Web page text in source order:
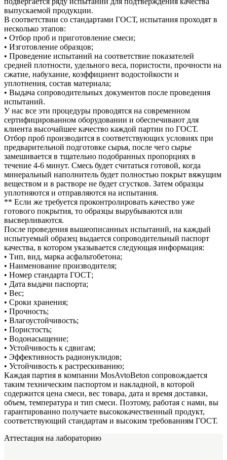
выпускаемой продукции.
В соответствии со стандартами ГОСТ, испытания проходят в
несколько этапов:
• Отбор проб и приготовление смеси;
• Изготовление образцов;
• Проведение испытаний на соответствие показателей
средней плотности, удельного веса, пористости, прочности на
сжатие, набухание, коэффициент водостойкости и
уплотнения, состав материала;
• Выдача сопроводительных документов после проведения
испытаний.
У нас все эти процедуры проводятся на современном
сертифицированном оборудовании и обеспечивают для
клиента высочайшее качество каждой партии по ГОСТ.
Отбор проб производится в соответствующих условиях при
предварительной подготовке сырья, после чего сырье
замешивается в тщательно подобранных пропорциях в
течение 4-6 минут. Смесь будет считаться готовой, когда
минеральный наполнитель будет полностью покрыт вяжущим
веществом и в растворе не будет сгустков. Затем образцы
уплотняются и отправляются на испытания.
** Если же требуется проконтролировать качество уже
готового покрытия, то образцы вырубываются или
высверливаются.
После проведения вышеописанных испытаний, на каждый
испытуемый образец выдается сопроводительный паспорт
качества, в котором указывается следующая информация:
• Тип, вид, марка асфальтобетона;
• Наименование производителя;
• Номер стандарта ГОСТ;
• Дата выдачи паспорта;
• Вес;
• Сроки хранения;
• Прочность;
• Влагоустойчивость;
• Пористость;
• Водонасыщение;
• Устойчивость к сдвигам;
• Эффективность радионуклидов;
• Устойчивость к растрескиванию;
Каждая партия в компании MosAvtoBeton сопровождается
таким техническим паспортом и накладной, в которой
содержится цена смеси, вес товара, дата и время доставки,
объем, температура и тип смеси. Поэтому, работая с нами, вы
гарантированно получаете высококачественный продукт,
соответствующий стандартам и высоким требованиям ГОСТ.
Аттестация на лабораторию